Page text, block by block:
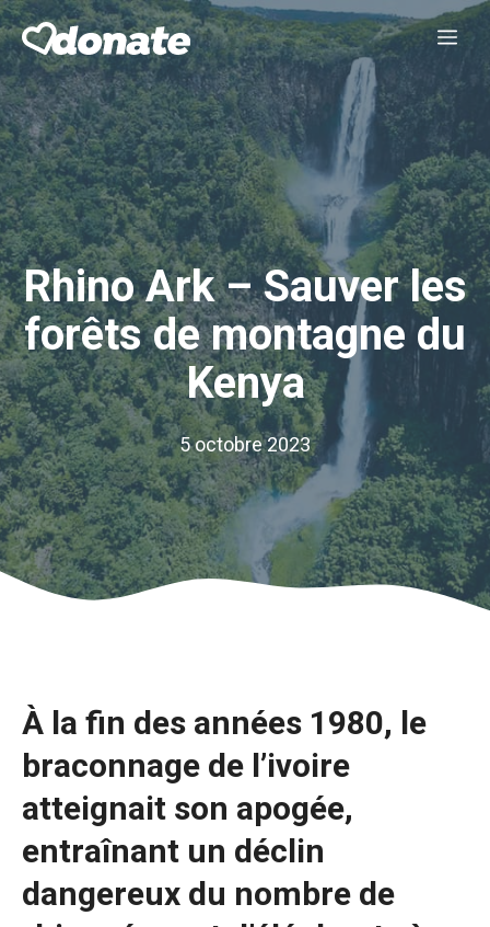
Aller
au
contenu
Rhino Ark – Sauver les
forêts de montagne du
Kenya
5 octobre 2023
À la fin des années 1980, le
braconnage de l’ivoire
atteignait son apogée,
entraînant un déclin
dangereux du nombre de